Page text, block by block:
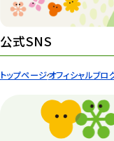
トップページオフィシャルブロ
遊園地
平和公園
公式SNS